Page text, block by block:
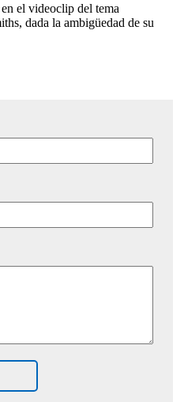
el videoclip del tema
dada la ambigüedad de su